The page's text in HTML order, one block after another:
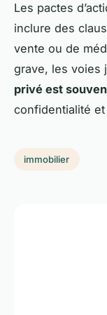
Les pactes
inclure des
vente ou de
grave, les voies
privé est
confidentialité
immobilier